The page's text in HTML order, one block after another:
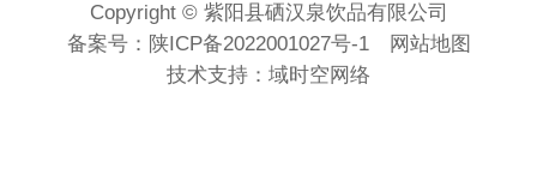
Copyright © 紫阳县硒汉泉饮品有限公司
备案号： 陕ICP备2022001027号-1
网站地图
技术支持： 域时空网络